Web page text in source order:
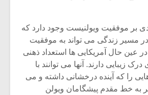
بر موفقیت ویولنیست وجود دارد که
در مسیر زندگی می تواند به موفقیت
عین حال آمریکایی ها استعداد ذهنی
زیبایی دارند. آنها می توانند با
را که آینده درخشانی داشته و می
به خط مقدم پیشگامان ویولن